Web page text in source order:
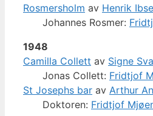
Rosmersholm av Henrik
Johannes Rosmer:
1948
Camilla Collett av Signe
Jonas Collett: Fridtjof
St Josephs bar av Arthur
Doktoren: Fridtjof